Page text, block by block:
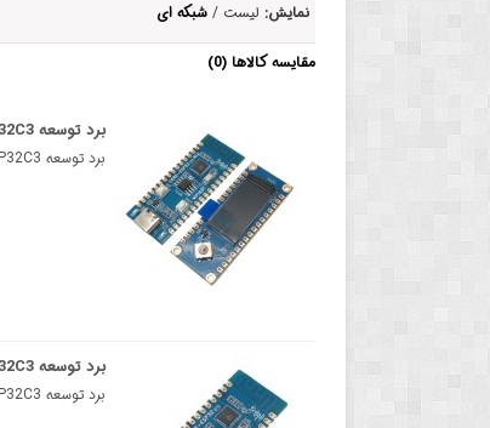
نمایش: لیست /شبکه ای
مقایسه کالاها (0)
برد توسعه ESP32C3 همراه با برد LCD
برد توسعه ESP32C3 ساده همراه با برد LCDESP32-C3 OLED یک برد توسعه برای کاربردهای اینترنت اشیا است . ..
برد توسعه ESP32C3 کلاسیک
برد توسعه ESP32C3 کلاسیکESP32-C3 یک برد توسعه میکروکنترلر مجهز به رابط های دیجیتال مختلف است که روی ..